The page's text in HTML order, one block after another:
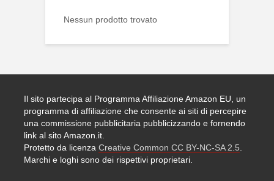
Nessun prodotto trovato
Il sito partecipa al Programma Affiliazione Amazon EU, un
programma di affiliazione che consente ai siti di percepire
una commissione pubblicitaria pubblicizzando e fornendo
link al sito Amazon.it.
Protetto da licenza Creative Common CC BY-NC-SA 2.5
Marchi e loghi sono dei rispettivi proprietari.